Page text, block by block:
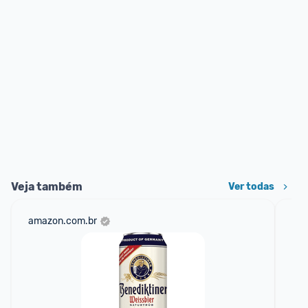
Veja também Ver todas
amazon.com.br